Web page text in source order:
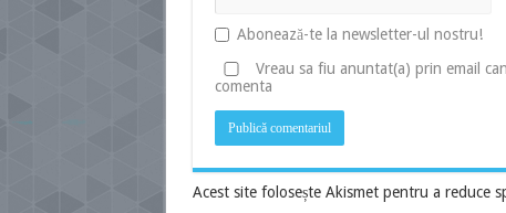
Abonează-te la newsletter-ul nostru!
Vreau sa fiu anuntat(a) prin email
comenta
Acest site folosește Akismet pentru a reduce